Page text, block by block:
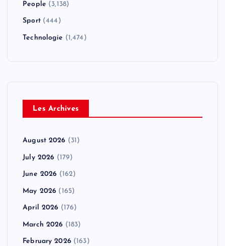
People (3,138)
Sport(444)
Technologie (1,474)
Les Archives
August 2026 (31)
July 2026 (179)
June 2026 (162)
May 2026 (165)
April 2026 (176)
March 2026 (183)
February 2026(163)